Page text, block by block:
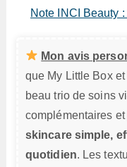
Note INCI Beauty
Mon avis
que My Little Box
beau trio de soins
complémentaires
skincare simple,
quotidien. Les